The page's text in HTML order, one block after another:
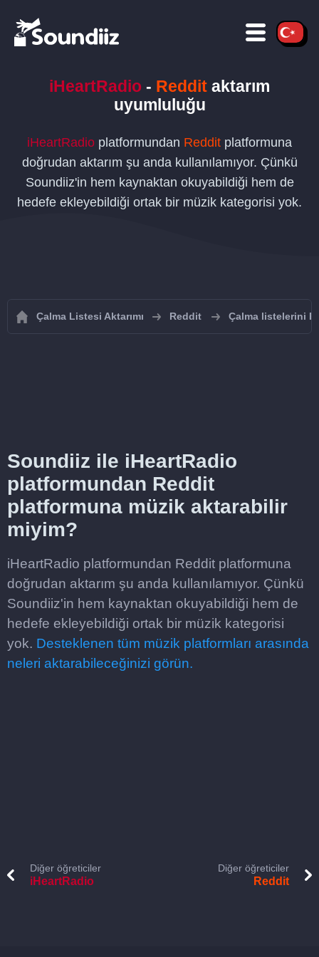
iHeartRadio - Reddit aktarım
uyumluluğu
iHeartRadio platformundan Reddit platformuna
doğrudan aktarım şu anda kullanılamıyor. Çünkü
Soundiiz'in hem kaynaktan okuyabildiği hem de
hedefe ekleyebildiği ortak bir müzik kategorisi yok.
Çalma Listesi Aktarımı Reddit Çalma listelerini
Soundiiz ile iHeartRadio
platformundan Reddit
platformuna müzik aktarabilir
miyim?
iHeartRadio platformundan Reddit platformuna
doğrudan aktarım şu anda kullanılamıyor. Çünkü
Soundiiz'in hem kaynaktan okuyabildiği hem de
hedefe ekleyebildiği ortak bir müzik kategorisi
yok. Desteklenen tüm müzik platformları arasında
neleri aktarabileceğinizi görün.
Diğer öğreticiler
iHeartRadio
Diğer öğreticiler
Reddit